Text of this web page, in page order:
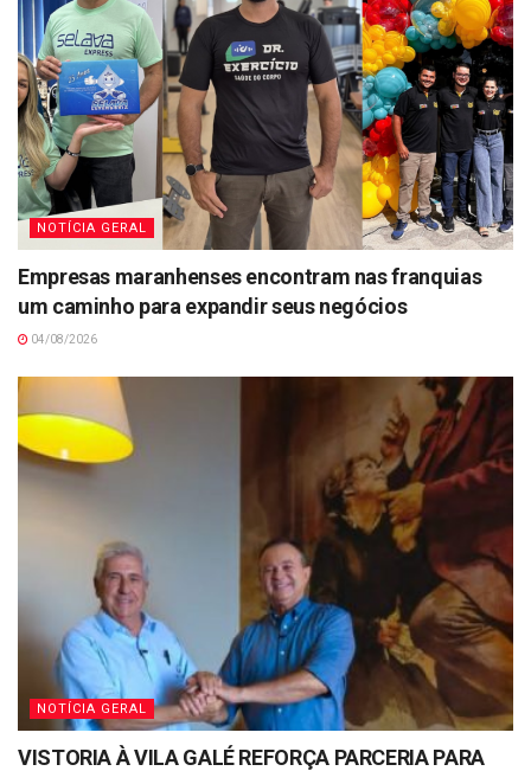
NOTÍCIA GERAL
Empresas maranhenses encontram nas franquias
um caminho para expandir seus negócios
04/08/2026
NOTÍCIA GERAL
VISTORIA À VILA GALÉ REFORÇA PARCERIA PARA